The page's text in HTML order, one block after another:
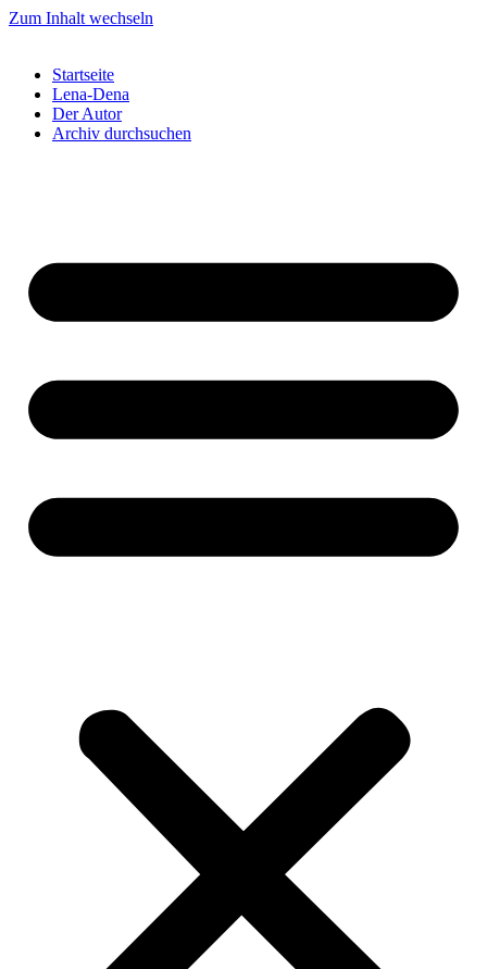
Zum Inhalt wechseln
Startseite
Lena-Dena
Der Autor
Archiv durchsuchen